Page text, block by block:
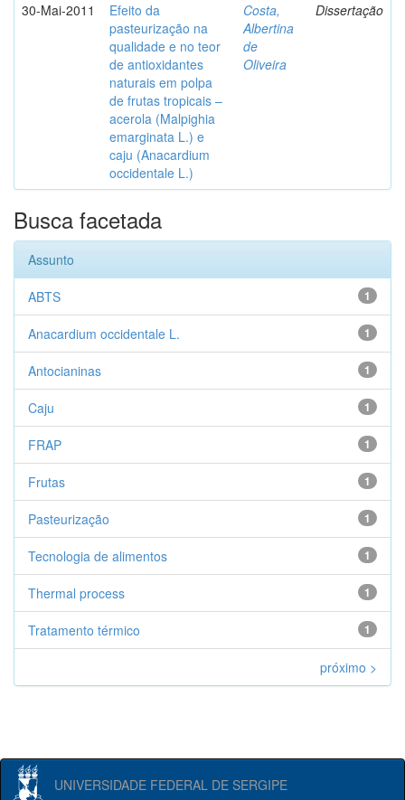
30-Mai-2011
Efeito da
pasteurização na
qualidade e no teor
de antioxidantes
naturais em polpa
de frutas tropicais –
acerola (Malpighia
emarginata L.) e
caju (Anacardium
occidentale L.)
Costa,
Albertina
de
Oliveira
Dissertação
Busca facetada
Assunto
1
ABTS
1
Anacardium occidentale L.
1
Antocianinas
1
Caju
1
FRAP
1
Frutas
1
Pasteurização
1
Tecnologia de alimentos
1
Thermal process
1
Tratamento térmico
próximo >
UNIVERSIDADE FEDERAL DE SERGIPE